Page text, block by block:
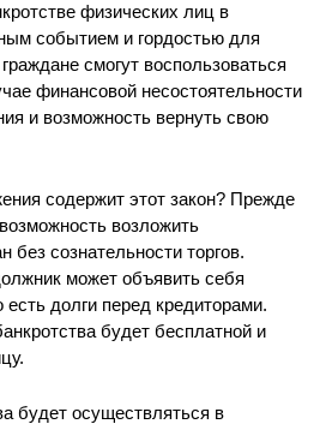
физических лиц в
событием и гордостью для
смогут воспользоваться
финансовой несостоятельности
и возможность вернуть свою
содержит этот закон? Прежде
возложить
без сознательности торгов.
может объявить себя
есть долги перед кредиторами.
будет бесплатной и
будет осуществляться в